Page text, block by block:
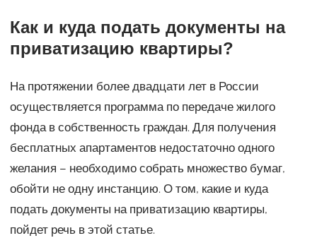
Как и куда подать документы на
приватизацию квартиры?
На протяжении более двадцати лет в России
осуществляется программа по передаче жилого
фонда в собственность граждан. Для получения
бесплатных апартаментов недостаточно одного
желания – необходимо собрать множество бумаг,
обойти не одну инстанцию. О том, какие и куда
подать документы на приватизацию квартиры,
пойдет речь в этой статье.